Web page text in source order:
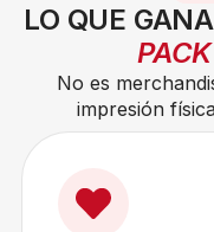
LO QUE
No es
impresión